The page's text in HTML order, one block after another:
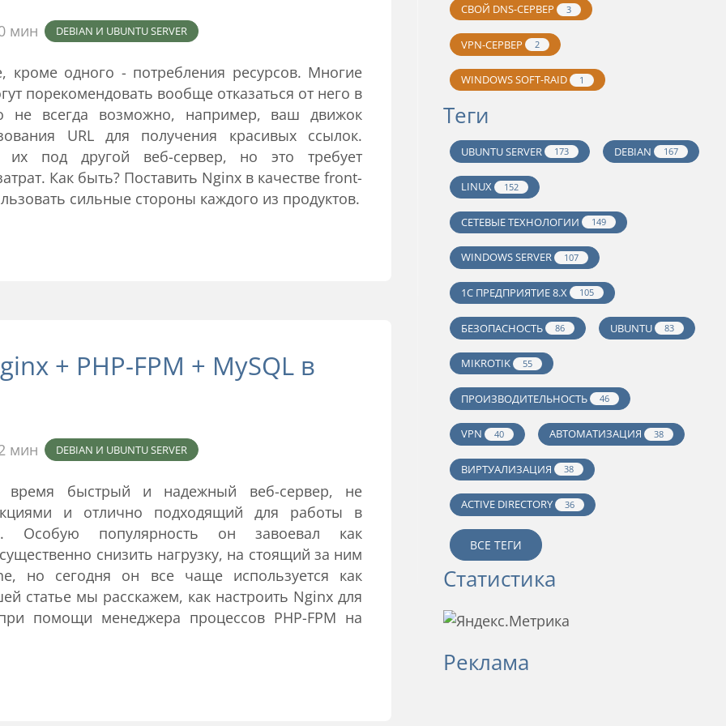
мин DEBIAN И UBUNTU SERVER
кроме одного - потребления ресурсов. Многие
порекомендовать вообще отказаться от него в
не всегда возможно, например, ваш движок
URL для получения красивых ссылок.
под другой веб-сервер, но это требует
Как быть? Поставить Nginx в качестве front-
сильные стороны каждого из продуктов.
+ PHP-FPM + MySQL в
мин DEBIAN И UBUNTU SERVER
быстрый и надежный веб-сервер, не
и отлично подходящий для работы в
Особую популярность он завоевал как
снизить нагрузку, на стоящий за ним
но сегодня он все чаще используется как
статье мы расскажем, как настроить Nginх для
помощи менеджера процессов PHP-FPM на
СВОЙ DNS-СЕРВЕР 3
VPN-СЕРВЕР 2
WINDOWS SOFT-RAID 1
Теги
UBUNTU SERVER 173 DEBIAN 167
LINUX 152
СЕТЕВЫЕ ТЕХНОЛОГИИ 149
WINDOWS SERVER 107
1С ПРЕДПРИЯТИЕ 8.Х 105
БЕЗОПАСНОСТЬ 86 UBUNTU 83
MIKROTIK 55
ПРОИЗВОДИТЕЛЬНОСТЬ 46
VPN 40 АВТОМАТИЗАЦИЯ 38
ВИРТУАЛИЗАЦИЯ 38
ACTIVE DIRECTORY 36
ВСЕ ТЕГИ
Статистика
Реклама